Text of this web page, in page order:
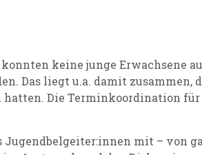
keine junge Erwachsene
Das liegt u.a. damit zusammen,
hatten. Die Terminkoordination
mit – von